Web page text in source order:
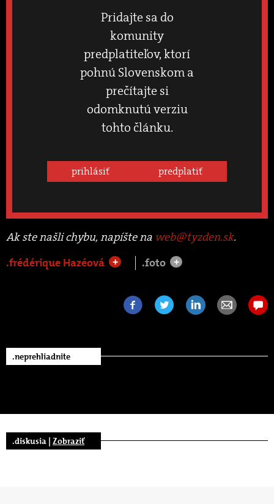
Pridajte sa do
komunity
predplatiteľov, ktorí
pohnú Slovenskom a
prečítajte si
odomknutú verziu
tohto článku.
prihlásiť predplatiť
Ak ste našli chybu, napíšte na web@tyzden.sk.
.frédérique Hazéová
+ .foto +
.neprehliadnite
.diskusia | Zobraziť